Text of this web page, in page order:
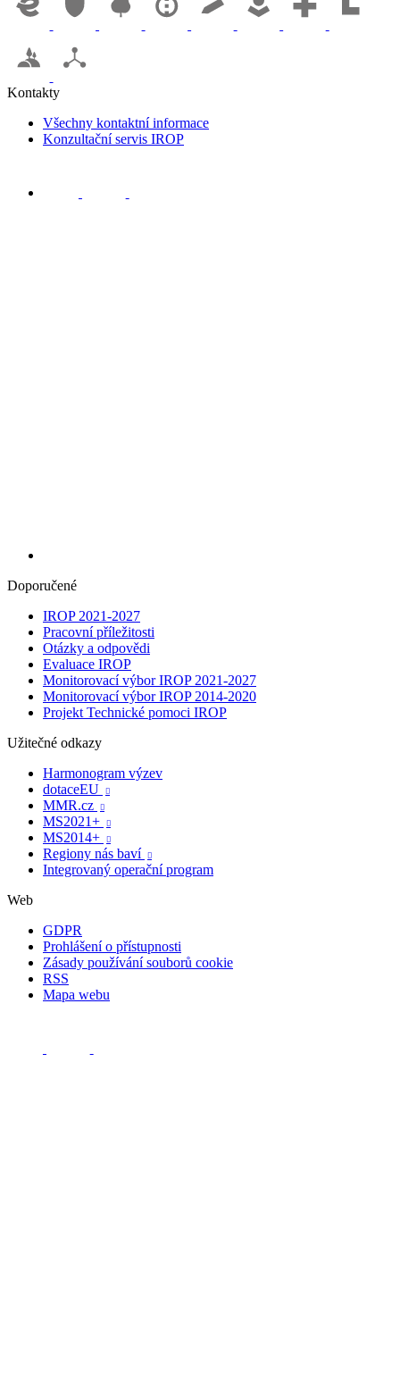
Kontakty
Všechny kontaktní informace
Konzultační servis IROP
Doporučené
IROP 2021-2027
Pracovní příležitosti
Otázky a odpovědi
Evaluace IROP
Monitorovací výbor IROP 2021-2027
Monitorovací výbor IROP 2014-2020
Projekt Technické pomoci IROP
Užitečné odkazy
Harmonogram výzev
dotaceEU

MMR.cz 
MS2021+ 
MS2014+ 
Regiony nás baví 
Integrovaný operační program
Web
GDPR
Prohlášení o přístupnosti
Zásady používání souborů cookie
RSS
Mapa webu